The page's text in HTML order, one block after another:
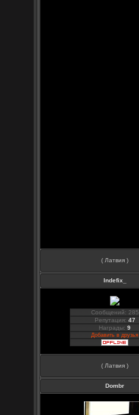
( Латвия )
Indefix_
Сообщений: 285
Репутация: 47
Награды:9
Добавить в друзья
( Латвия )
Dombr